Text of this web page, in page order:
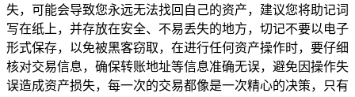
失，可能会导致您永远无法找回自己的资产，建议您将助记词
写在纸上，并存放在安全、不易丢失的地方，切记不要以电子
形式保存，以免被黑客窃取，在进行任何资产操作时，要仔细
核对交易信息，确保转账地址等信息准确无误，避免因操作失
误造成资产损失，每一次的交易都像是一次精心的决策，只有